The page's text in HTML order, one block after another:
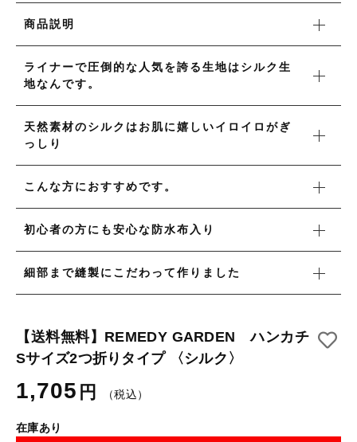
商品説明
ライナーで圧倒的な人気を誇る生地はシルク生
地なんです。
天然素材のシルクはお肌に嬉しいイロイロがぎ
っしり
こんな方におすすめです。
初心者の方にも安心な防水布入り
細部まで縫製にこだわって作りました
【送料無料】REMEDY GARDEN ハンカチ
Sサイズ2つ折りタイプ 〈シルク〉
1,705 円 （税込）
在庫あり
カトラリー/食器
ファッション
布ナプキン
雑貨
ラリーキルト
ギフトラッピング
その他
新着商品
雑貨
ラリーキルト
キリム
その他
在庫あり セール